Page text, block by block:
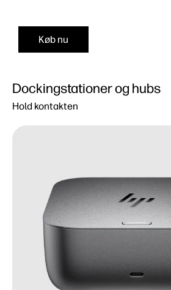
Køb nu
Dockingstationer og hubs
Hold kontakten